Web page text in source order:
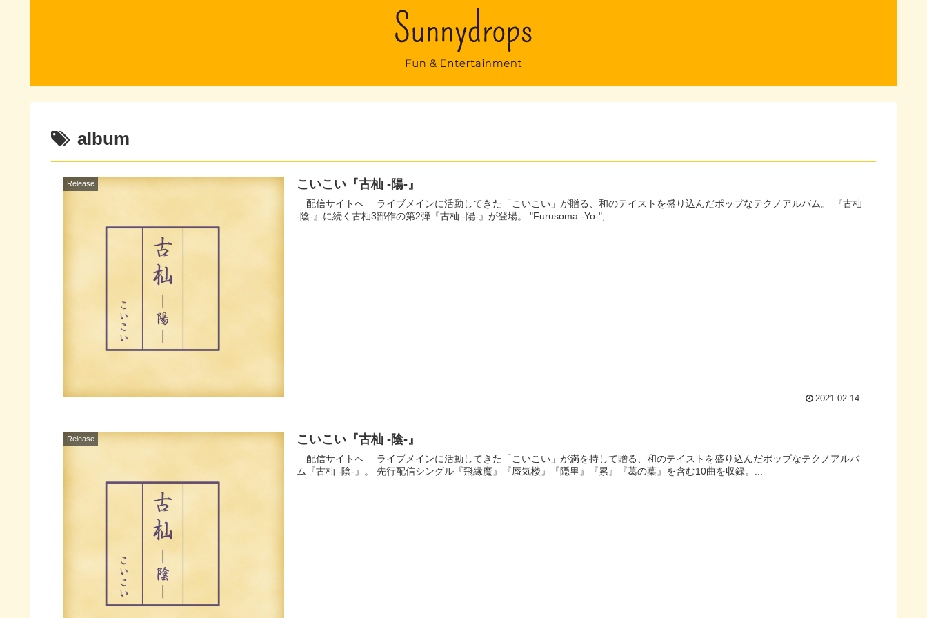
album
Release こいこい『古杣 -陽-』
配信サイトへ ライブメインに活動してきた「こいこい」が贈る、和のテイストを盛り込んだポップなテクノアルバム。 『古杣
-陰-』に続く古杣3部作の第2弾『古杣 -陽-』が登場。 "Furusoma -Yo-", ...
2021.02.14
Release こいこい『古杣 -陰-』
配信サイトへ ライブメインに活動してきた「こいこい」が満を持して贈る、和のテイストを盛り込んだポップなテクノアルバ
ム『古杣 -陰-』。 先行配信シングル『飛縁魔』『蜃気楼』『隠里』『累』『葛の葉』を含む10曲を収録。...